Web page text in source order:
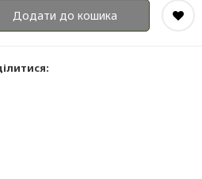
Додати до кошика